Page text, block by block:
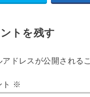
トを残す
アドレスが公開される
※